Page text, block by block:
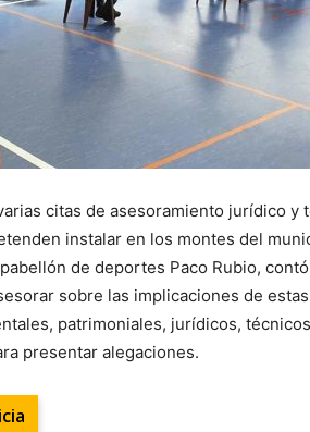
citas de asesoramiento jurídico y
instalar en los montes del
de deportes Paco Rubio,
sobre las implicaciones de
patrimoniales, jurídicos,
presentar alegaciones.